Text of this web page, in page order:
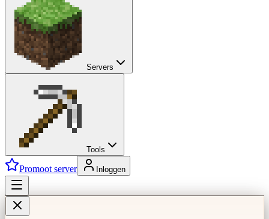
Servers
Tools
Promoot server Inloggen